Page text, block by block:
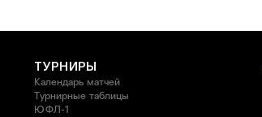
ТУРНИРЫ
Календарь матчей
Турнирные таблицы
ЮФЛ-1